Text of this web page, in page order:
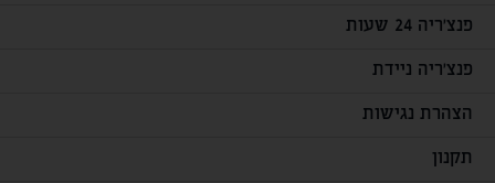
פנצ'ריה 24 שעות
פנצ'ריה ניידת
הצהרת נגישות
תקנון